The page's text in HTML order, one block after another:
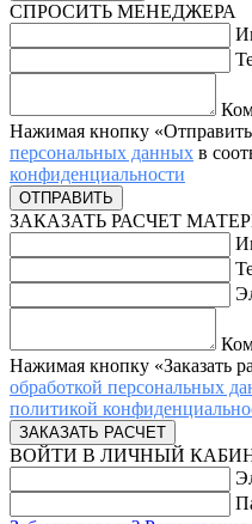
СПРОСИТЬ МЕНЕДЖЕРА
Нажимая кнопку
персональных данных в
конфиденциальности
ЗАКАЗАТЬ РАСЧЕТ
Нажимая кнопку «Заказать
обработкой персональных
политикой
ВОЙТИ В ЛИЧНЫЙ